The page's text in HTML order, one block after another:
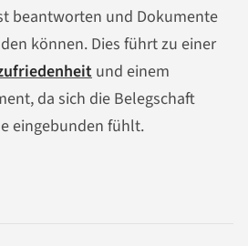
beantworten und Dokumente
können. Dies führt zu einer
und einem
da sich die Belegschaft
eingebunden fühlt.